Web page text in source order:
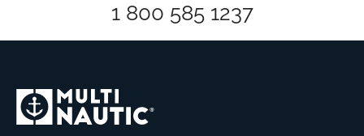
1 800 585 1237